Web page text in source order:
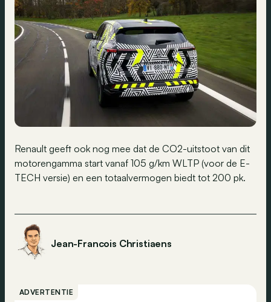
Renault geeft ook nog mee dat de CO2-uitstoot van dit
motorengamma start vanaf 105 g/km WLTP (voor de E-
TECH versie) en een totaalvermogen biedt tot 200 pk.
Jean-Francois Christiaens
ADVERTENTIE